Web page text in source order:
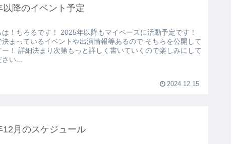
以降のイベント予定
！ 2025年以降もマイペースに活動予定です！
っているイベントや出演情報等あるので そちらを公開して
いくので楽しみにして
い...
2024.12.15
12月のスケジュール